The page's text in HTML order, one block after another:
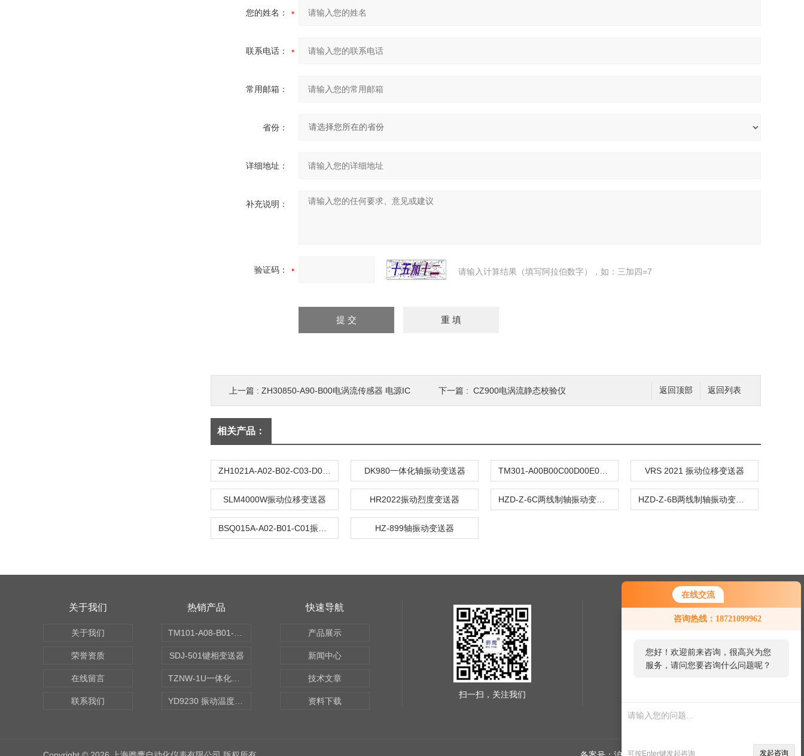
在线交流
咨询热线：18721099962
您好！欢迎前来咨询，很高兴为您
服务，请问您要咨询什么问题呢？
可按Enter键发起咨询 发起咨询
您的姓名：
联系电话：
常用邮箱：
省份：
详细地址：
补充说明：
验证码： 请输入计算结果（填写阿拉伯数字），如：三加四=7
返回列表
返回顶部
上一篇 : ZH30850-A90-B00电涡流传感器 电源IC 下一篇 : CZ900电涡流静态校验仪
相关产品：
DK980一体化轴振动变送器 VRS 2021 振动位移变送器
SLM4000W振动位移变送器 HR2022振动烈度变送器
HZ-899轴振动变送器
关于我们
关于我们
荣誉资质
在线留言
联系我们
热销产品
SDJ-501键相变送器
快速导航
产品展示
新闻中心
技术文章
资料下载
扫一扫，关注我们
联系我们